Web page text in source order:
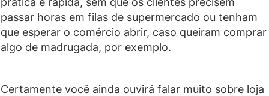
passar horas em filas de supermercado ou tenham
que esperar o comércio abrir, caso queiram comprar
algo de madrugada, por exemplo.
Certamente você ainda ouvirá falar muito sobre loja